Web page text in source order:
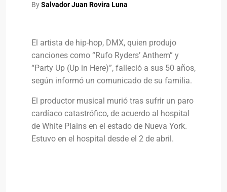
BySalvador Juan Rovira Luna
El artista de hip-hop, DMX, quien produjo
canciones como “Rufo Ryders’ Anthem” y
“Party Up (Up in Here)”, falleció a sus 50 años,
según informó un comunicado de su familia.
El productor musical murió tras sufrir un paro
cardíaco catastrófico, de acuerdo al hospital
de White Plains en el estado de Nueva York.
Estuvo en el hospital desde el 2 de abril.